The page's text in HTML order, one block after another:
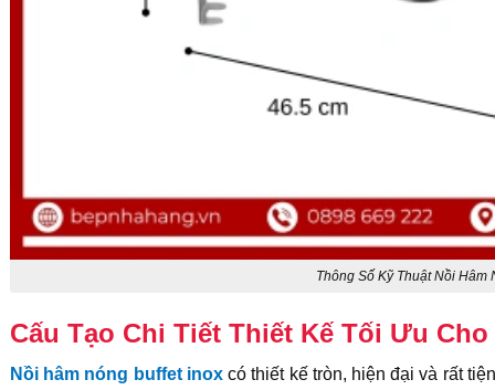
Thông Số Kỹ Thuật Nồi Hâm
Cấu Tạo Chi Tiết Thiết Kế Tối Ưu
Nồi hâm nóng buffet inoxcó thiết kế tròn, hiện đại và rất